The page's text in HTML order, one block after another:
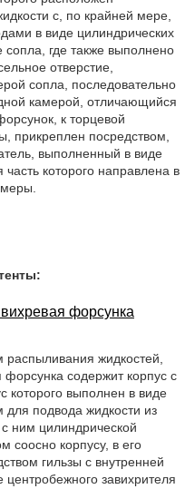
с, по крайней мере,
в виде цилиндрических
где также выполнено
отверстие,
сопла, последовательно
камерой, отличающийся
к торцевой
прикреплен посредством,
выполненный в виде
которого направлена в
форсунка
распыливания жидкостей,
содержит корпус с
которого выполнен в виде
подвода жидкости из
ним цилиндрической
соосно корпусу, в его
гильзы с внутренней
завихрителя